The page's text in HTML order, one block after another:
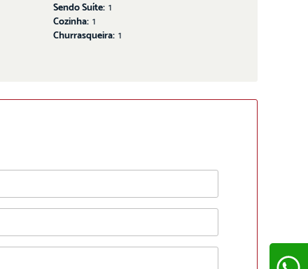
Sendo Suíte: 1
Cozinha: 1
Churrasqueira: 1